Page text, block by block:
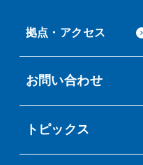
拠点・アクセス
お問い合わせ
トピックス